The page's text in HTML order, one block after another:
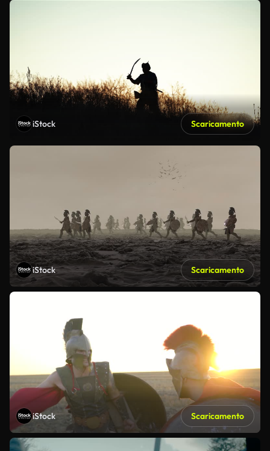
iStock Scaricamento
iStock Scaricamento
iStock Scaricamento